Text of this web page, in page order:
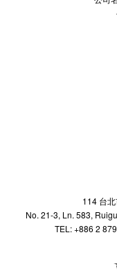
114 台
No. 21-3, Ln. 583,
TEL: +886 2